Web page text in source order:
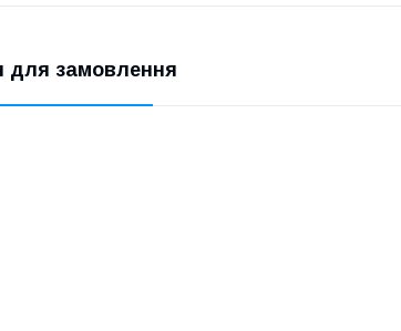
для замовлення